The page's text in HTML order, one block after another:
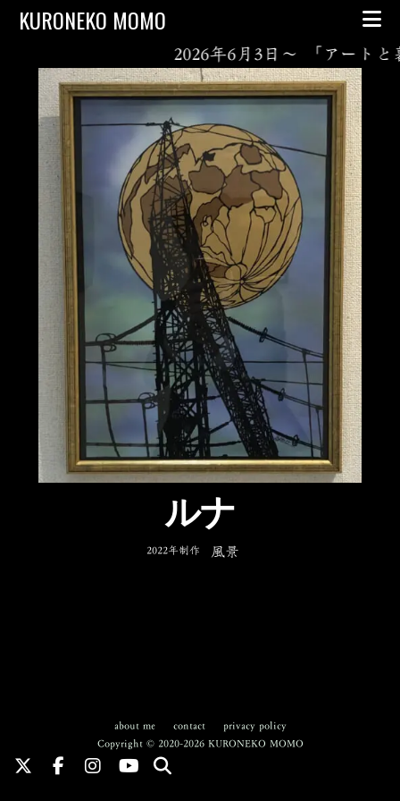
KURONEKO MOMO
ルナ
2022年制作 風景
2026年6月3日～ 「アートと
about me contact
privacy policy
Copyright © 2020-2026 KURONEKO MOMO